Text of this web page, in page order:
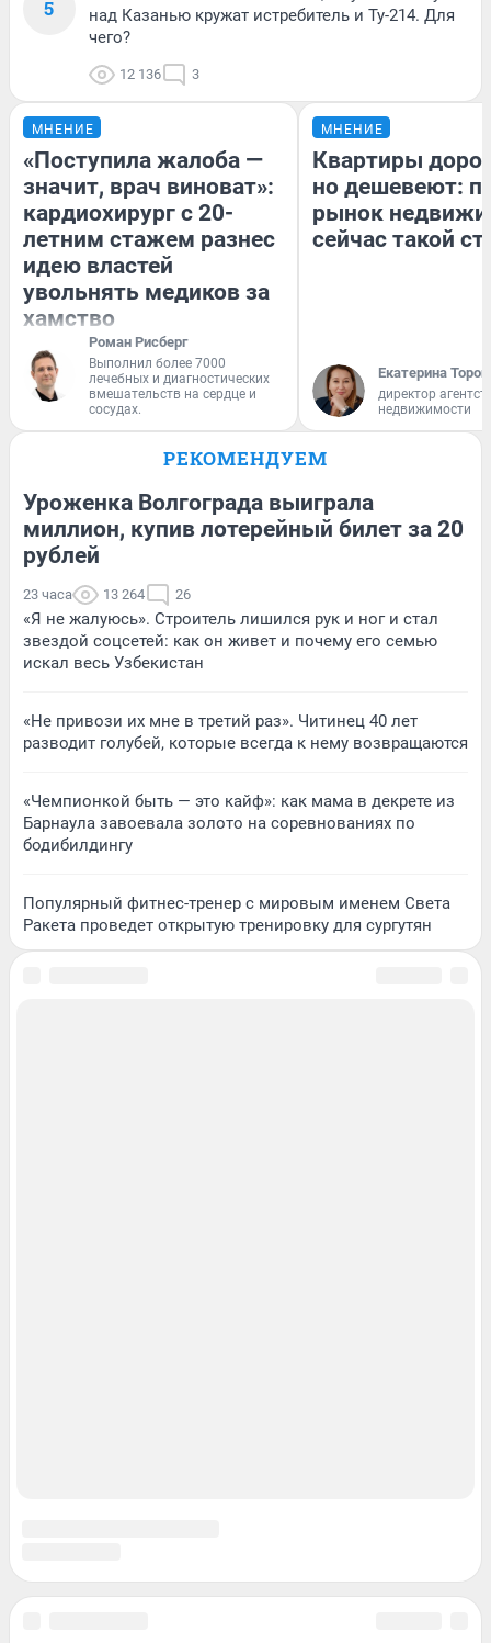
5
над Казанью кружат истребитель и Ту-214. Для
чего?
12 136 3
МНЕНИЕ
«Поступила жалоба —
значит, врач виноват»:
кардиохирург с 20-
летним стажем разнес
идею властей
увольнять медиков за
хамство
Роман Рисберг
Выполнил более 7000
лечебных и диагностических
вмешательств на сердце и
сосудах.
МНЕНИЕ
Квартиры
но дешевеют:
рынок
сейчас такой
Екатерина
директор
недвижимости
РЕКОМЕНДУЕМ
Уроженка Волгограда выиграла
миллион, купив лотерейный билет за 20
рублей
23 часа 13 264 26
«Я не жалуюсь». Строитель лишился рук и ног и стал
звездой соцсетей: как он живет и почему его семью
искал весь Узбекистан
«Не привози их мне в третий раз». Читинец 40 лет
разводит голубей, которые всегда к нему возвращаются
«Чемпионкой быть — это кайф»: как мама в декрете из
Барнаула завоевала золото на соревнованиях по
бодибилдингу
Популярный фитнес-тренер с мировым именем Света
Ракета проведет открытую тренировку для сургутян